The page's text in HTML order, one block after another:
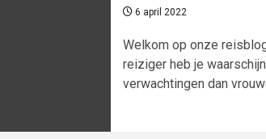
6 april 2022
Welkom op onze
reiziger heb je
verwachtingen dan